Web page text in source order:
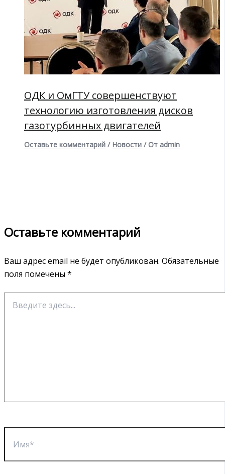
ОДК и ОмГТУ совершенствуют
технологию изготовления дисков
газотурбинных двигателей
Оставьте комментарий / Новости / От admin
Оставьте комментарий
Ваш адрес email не будет опубликован. Обязательные
поля помечены *
здесь...
Имя*